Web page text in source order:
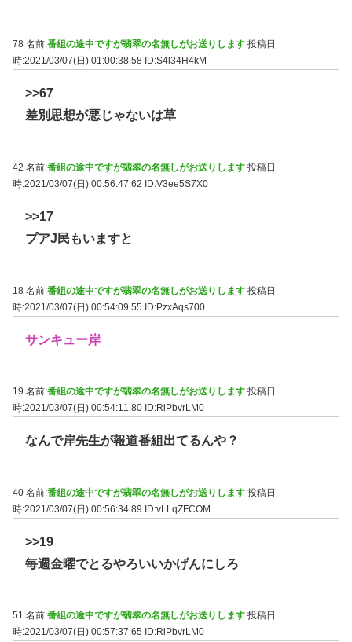
78 名前:番組の途中ですが翡翠の名無しがお送りします 投稿日
時:2021/03/07(日) 01:00:38.58 ID:S4l34H4kM
>>67
差別思想が悪じゃないは草
42 名前:番組の途中ですが翡翠の名無しがお送りします 投稿日
時:2021/03/07(日) 00:56:47.62
ID:V3ee5S7X0
>>17
プアJ民もいますと
18 名前:番組の途中ですが翡翠の名無しがお送りします 投稿日
時:2021/03/07(日) 00:54:09.55 ID:PzxAqs700
サンキュー岸
19 名前:番組の途中ですが翡翠の名無しがお送りします 投稿日
時:2021/03/07(日) 00:54:11.80 ID:RiPbvrLM0
なんで岸先生が報道番組出てるんや？
40 名前:番組の途中ですが翡翠の名無しがお送りします 投稿日
時:2021/03/07(日) 00:56:34.89 ID:vLLqZFCOM
>>19
毎週金曜でとるやろいいかげんにしろ
51 名前:番組の途中ですが翡翠の名無しがお送りします 投稿日
時:2021/03/07(日) 00:57:37.65
ID:RiPbvrLM0